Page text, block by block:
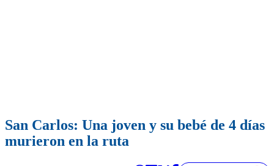
San Carlos: Una joven y su bebé de 4 días
murieron en la ruta